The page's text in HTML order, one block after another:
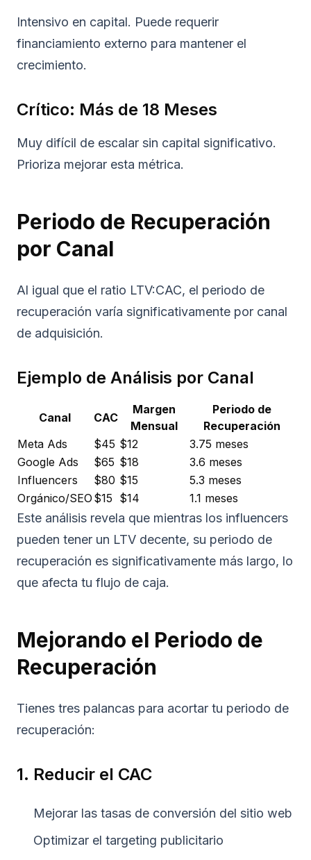
Intensivo en capital. Puede requerir
financiamiento externo para mantener el
crecimiento.
Crítico: Más de 18 Meses
Muy difícil de escalar sin capital significativo.
Prioriza mejorar esta métrica.
Periodo de Recuperación
por Canal
Al igual que el ratio LTV:CAC, el periodo de
recuperación varía significativamente por canal
de adquisición.
Ejemplo de Análisis por Canal
Canal CAC
Margen
Mensual
Periodo de
Recuperación
Meta Ads
$45 $12
3.75 meses
Google Ads
$65 $18
3.6 meses
Influencers
$80 $15
5.3 meses
Orgánico/SEO $15 $14 1.1 meses
Este análisis revela que mientras los influencers
pueden tener un LTV decente, su periodo de
recuperación es significativamente más largo, lo
que afecta tu flujo de caja.
Mejorando el Periodo de
Recuperación
Tienes tres palancas para acortar tu periodo de
recuperación:
1. Reducir el CAC
Mejorar las tasas de conversión del sitio web
Optimizar el targeting publicitario